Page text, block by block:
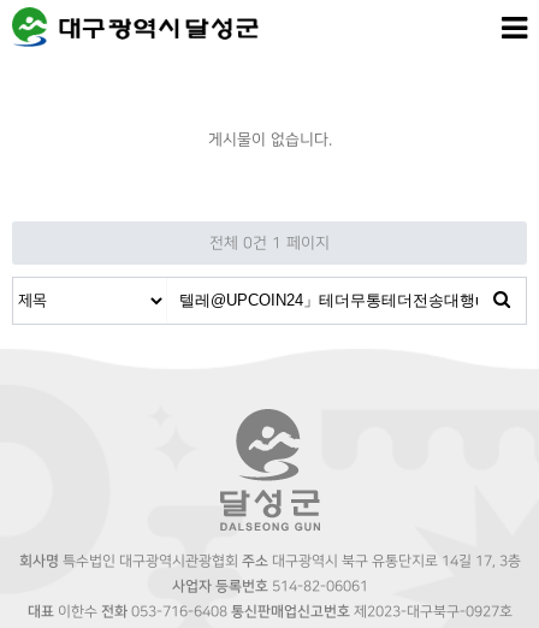
게시물이 없습니다.
전체 0건 1 페이지
회사명 특수법인 대구광역시관광협회 주소대구광역시 북구 유통단지로 14길 17, 3층
사업자 등록번호514-82-06061
대표이한수 전화053-716-6408 통신판매업신고번호제2023-대구북구-0927호